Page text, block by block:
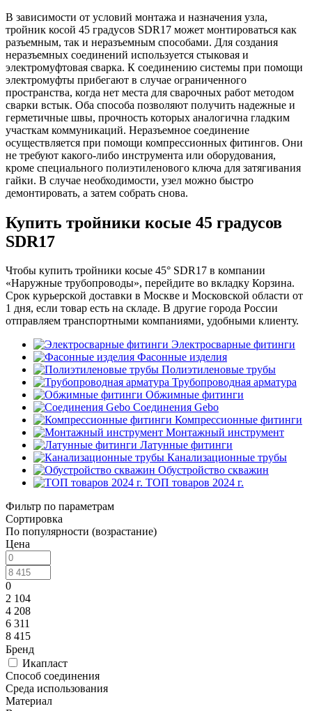
В зависимости от условий монтажа и назначения узла,
тройник косой 45 градусов SDR17 может монтироваться как
разъемным, так и неразъемным способами. Для создания
неразъемных соединений используется стыковая и
электромуфтовая сварка. К соединению системы при помощи
электромуфты прибегают в случае ограниченного
пространства, когда нет места для сварочных работ методом
сварки встык. Оба способа позволяют получить надежные и
герметичные швы, прочность которых аналогична гладким
участкам коммуникаций. Неразъемное соединение
осуществляется при помощи компрессионных фитингов. Они
не требуют какого-либо инструмента или оборудования,
кроме специального полиэтиленового ключа для затягивания
гайки. В случае необходимости, узел можно быстро
демонтировать, а затем собрать снова.
Купить тройники косые 45 градусов
SDR17
Чтобы купить тройники косые 45° SDR17 в компании
«Наружные трубопроводы», перейдите во вкладку Корзина.
Срок курьерской доставки в Москве и Московской области от
1 дня, если товар есть на складе. В другие города России
отправляем транспортными компаниями, удобными клиенту.
Электросварные фитинги
Фасонные изделия
Полиэтиленовые трубы
Трубопроводная арматура
Обжимные фитинги
Соединения Gebo
Компрессионные фитинги
Монтажный инструмент
Латунные фитинги
Канализационные трубы
Обустройство скважин
ТОП товаров 2024 г.
Фильтр по параметрам
Сортировка
По популярности (возрастание)
Цена
0
2 104
4 208
6 311
8 415
Бренд
Икапласт
Способ соединения
Среда использования
Материал